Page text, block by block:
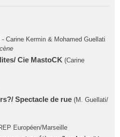
- Carine Kermin & Mohamed Guellati
Cie MastoCK (Carine
Spectacle de rue(M. Guellati/
Européen/Marseille